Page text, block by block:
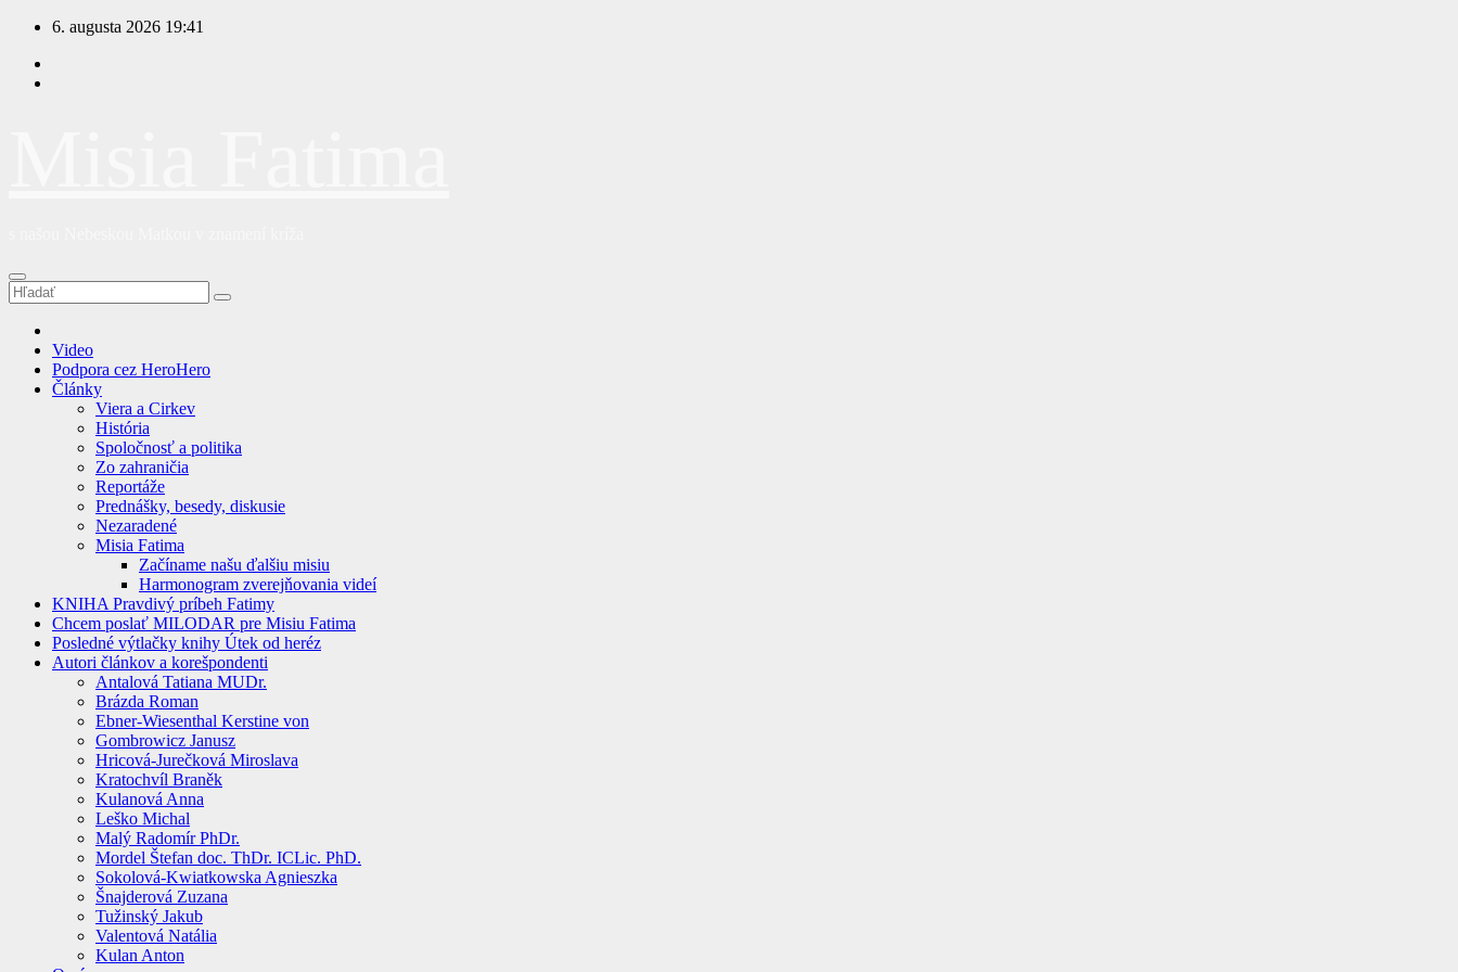
Prejsť
obsah
6. augusta 2026 19:41
Video
Podpora cez HeroHero
Články
Viera a Cirkev
História
Spoločnosť a politika
Zo zahraničia
Reportáže
Prednášky, besedy, diskusie
Nezaradené
Misia Fatima
Začíname našu ďalšiu misiu
Harmonogram zverejňovania videí
KNIHA Pravdivý príbeh Fatimy
Chcem poslať MILODAR pre Misiu Fatima
Posledné výtlačky knihy Útek od heréz
Autori článkov a korešpondenti
Antalová Tatiana MUDr.
Brázda Roman
Ebner-Wiesenthal Kerstine von
Gombrowicz Janusz
Hricová-Jurečková Miroslava
Kratochvíl Braněk
Kulanová Anna
Leško Michal
Malý Radomír PhDr.
Mordel Štefan doc. ThDr. ICLic. PhD.
Sokolová-Kwiatkowska Agnieszka
Šnajderová Zuzana
Tužinský Jakub
Valentová Natália
Kulan Anton